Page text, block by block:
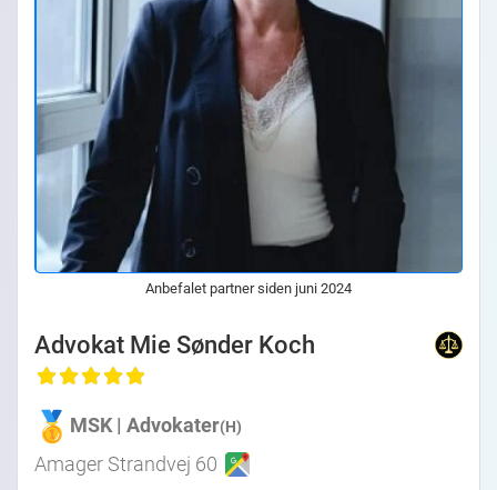
Anbefalet partner siden juni 2024
Advokat Mie Sønder Koch
MSK | Advokater(H)
Amager Strandvej 60